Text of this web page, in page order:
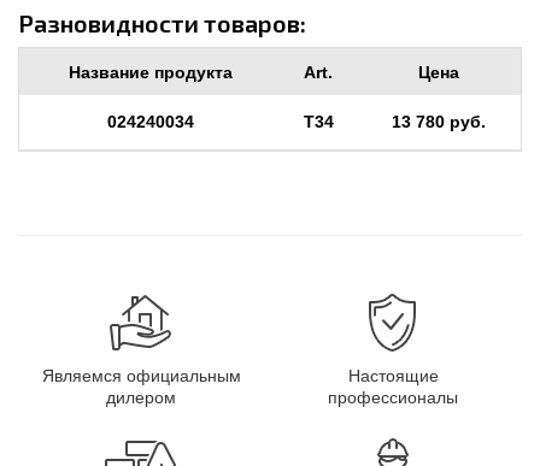
Разновидности товаров:
Название продукта Art. Цена
024240034 T34 13 780 руб.
Являемся официальным
дилером
Настоящие
профессионалы